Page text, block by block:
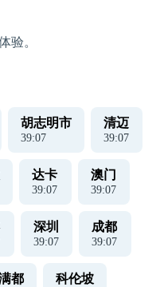
验。
胡志明市
39:07
清迈
39:07
达卡
39:07
澳门
39:07
深圳
39:07
成都
39:07
都 科伦坡